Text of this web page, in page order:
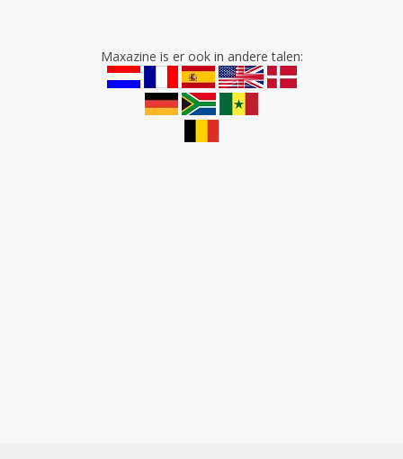
Maxazine is er ook in andere talen: